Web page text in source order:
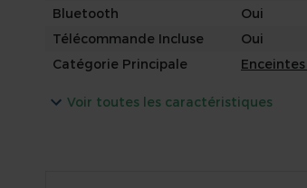
Bluetooth
Oui
Télécommande Incluse
Oui
Catégorie Principale
Voir toutes les caractéristiques